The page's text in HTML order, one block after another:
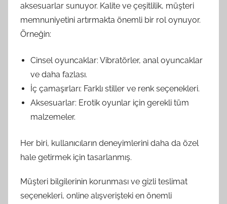
aksesuarlar sunuyor. Kalite ve çeşitlilik, müşteri
memnuniyetini artırmakta önemli bir rol oynuyor.
Örneğin:
Cinsel oyuncaklar: Vibratörler, anal oyuncaklar
ve daha fazlası.
İç çamaşırları: Farklı stiller ve renk seçenekleri.
Aksesuarlar: Erotik oyunlar için gerekli tüm
malzemeler.
Her biri, kullanıcıların deneyimlerini daha da özel
hale getirmek için tasarlanmış.
Müşteri bilgilerinin korunması ve gizli teslimat
seçenekleri, online alışverişteki en önemli